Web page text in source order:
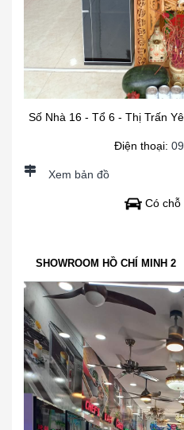
Số Nhà 16 - Tổ 6 - Thị Trấn
Điện thoại:
Xem bản đồ
Có chỗ
SHOWROOM HỒ CHÍ MINH 2